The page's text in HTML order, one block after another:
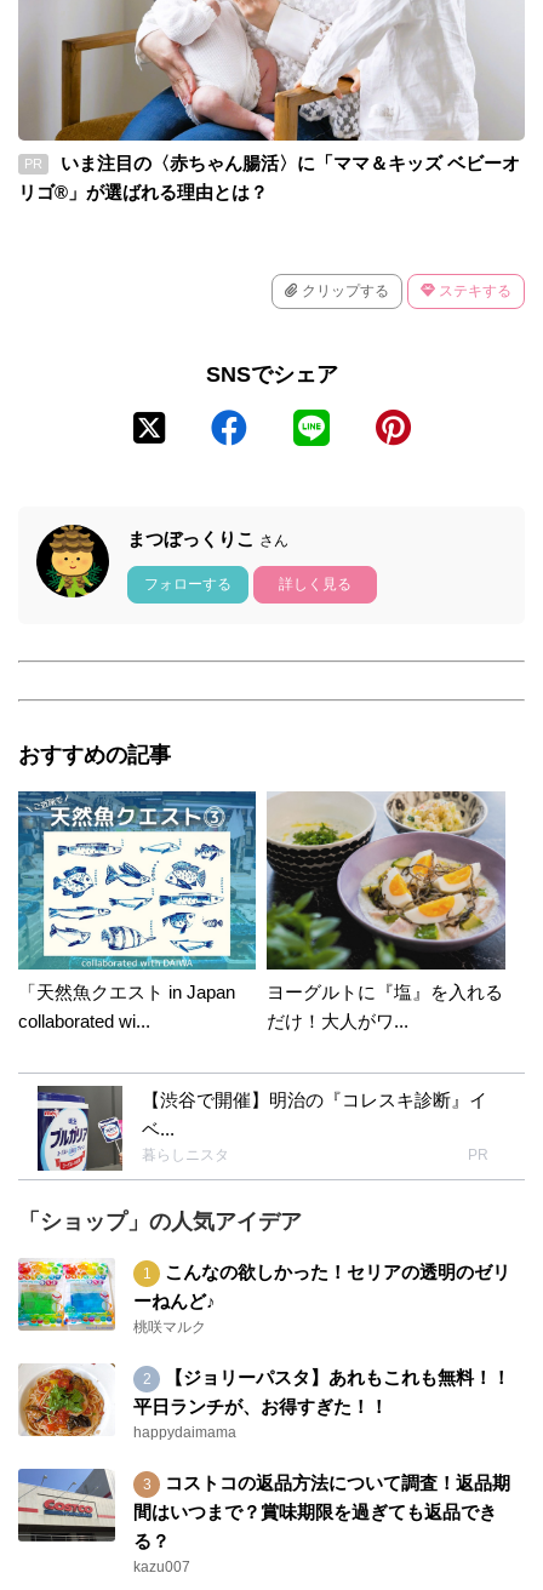
PR
いま注目の〈赤ちゃん腸活〉に「ママ＆キッズ ベビーオ
リゴ®」が選ばれる理由とは？
クリップする ステキする
SNSでシェア
まつぼっくりこ さん
フォローする 詳しく見る
おすすめの記事
「天然魚クエスト in Japan
collaborated wi...
ヨーグルトに『塩』を入れる
だけ！大人がワ...
【渋谷で開催】明治の『コレスキ診断』イ
ベ...
暮らしニスタ PR
「ショップ」の人気アイデア
こんなの欲しかった！セリアの透明のゼリ
ーねんど♪
桃咲マルク
【ジョリーパスタ】あれもこれも無料！！
平日ランチが、お得すぎた！！
happydaimama
コストコの返品方法について調査！返品期
間はいつまで？賞味期限を過ぎても返品でき
る？
kazu007